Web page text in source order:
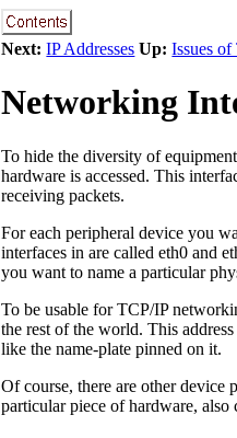
Next: IP Addresses Up: Issues
Networking
To hide the diversity of
hardware is accessed. This
receiving packets.
For each peripheral device you
interfaces in are called eth0 and
you want to name a particular
To be usable for TCP/IP
the rest of the world. This
like the name-plate pinned on it.
Of course, there are other device
particular piece of hardware, also